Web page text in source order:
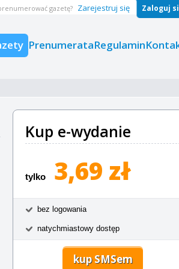
PrenumerataRegulamin
gazetę? Zarejestruj się Zaloguj
Kup e-wydanie
tylko 3,69 zł
bez logowania
natychmiastowy dostęp
kup SMSem